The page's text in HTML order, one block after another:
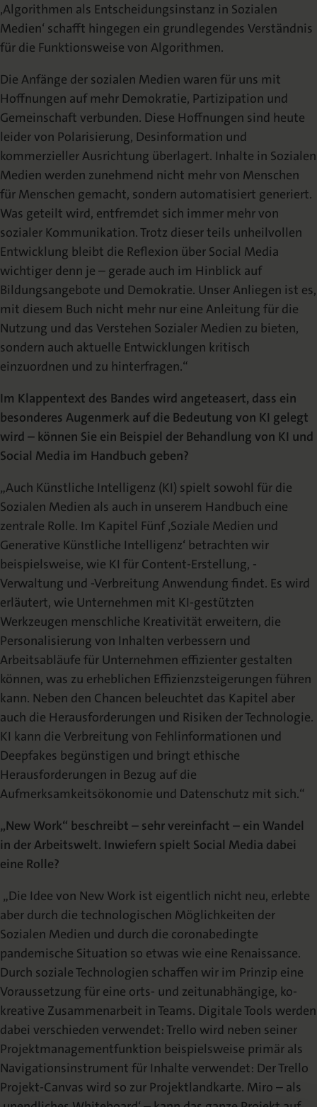
‚Algorithmen als Entscheidungsinstanz in Sozialen
Medien‘ schafft hingegen ein grundlegendes Verständnis
für die Funktionsweise von Algorithmen.
Die Anfänge der sozialen Medien waren für uns mit
Hoffnungen auf mehr Demokratie, Partizipation und
Gemeinschaft verbunden. Diese Hoffnungen sind heute
leider von Polarisierung, Desinformation und
kommerzieller Ausrichtung überlagert. Inhalte in Sozialen
Medien werden zunehmend nicht mehr von Menschen
für Menschen gemacht, sondern automatisiert generiert.
Was geteilt wird, entfremdet sich immer mehr von
sozialer Kommunikation. Trotz dieser teils unheilvollen
Entwicklung bleibt die Reflexion über Social Media
wichtiger denn je – gerade auch im Hinblick auf
Bildungsangebote und Demokratie. Unser Anliegen ist es,
mit diesem Buch nicht mehr nur eine Anleitung für die
Nutzung und das Verstehen Sozialer Medien zu bieten,
sondern auch aktuelle Entwicklungen kritisch
einzuordnen und zu hinterfragen.“
Im Klappentext des Bandes wird angeteasert, dass ein
besonderes Augenmerk auf die Bedeutung von KI gelegt
wird – können Sie ein Beispiel der Behandlung von KI und
Social Media im Handbuch geben?
„Auch Künstliche Intelligenz (KI) spielt sowohl für die
Sozialen Medien als auch in unserem Handbuch eine
zentrale Rolle. Im Kapitel Fünf ‚Soziale Medien und
Generative Künstliche Intelligenz‘ betrachten wir
beispielsweise, wie KI für Content-Erstellung, -
Verwaltung und -Verbreitung Anwendung findet. Es wird
erläutert, wie Unternehmen mit KI-gestützten
Werkzeugen menschliche Kreativität erweitern, die
Personalisierung von Inhalten verbessern und
Arbeitsabläufe für Unternehmen effizienter gestalten
können, was zu erheblichen Effizienzsteigerungen führen
kann. Neben den Chancen beleuchtet das Kapitel aber
auch die Herausforderungen und Risiken der Technologie.
KI kann die Verbreitung von Fehlinformationen und
Deepfakes begünstigen und bringt ethische
Herausforderungen in Bezug auf die
Aufmerksamkeitsökonomie und Datenschutz mit sich.“
„New Work“ beschreibt – sehr vereinfacht – ein Wandel
in der Arbeitswelt. Inwiefern spielt Social Media dabei
eine Rolle?
„Die Idee von New Work ist eigentlich nicht neu, erlebte
aber durch die technologischen Möglichkeiten der
Sozialen Medien und durch die coronabedingte
pandemische Situation so etwas wie eine Renaissance.
Durch soziale Technologien schaffen wir im Prinzip eine
Voraussetzung für eine orts- und zeitunabhängige, ko-
kreative Zusammenarbeit in Teams. Digitale Tools werden
dabei verschieden verwendet: Trello wird neben seiner
Projektmanagementfunktion beispielsweise primär als
Navigationsinstrument für Inhalte verwendet: Der Trello
Projekt-Canvas wird so zur Projektlandkarte. Miro – als